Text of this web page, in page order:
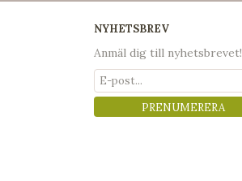
NYHETSBREV
Anmäl dig till nyhetsbrevet!
PRENUMERERA